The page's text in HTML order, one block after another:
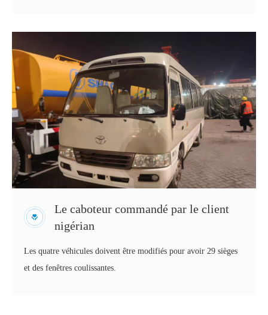
Le caboteur commandé par le client
nigérian
Les quatre véhicules doivent être modifiés pour avoir 29 sièges
et des fenêtres coulissantes.